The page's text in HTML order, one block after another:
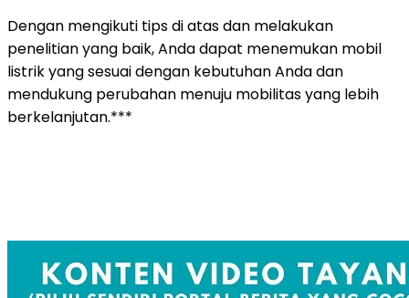
Dengan mengikuti tips di atas dan melakukan
penelitian yang baik, Anda dapat menemukan mobil
listrik yang sesuai dengan kebutuhan Anda dan
mendukung perubahan menuju mobilitas yang lebih
berkelanjutan.***